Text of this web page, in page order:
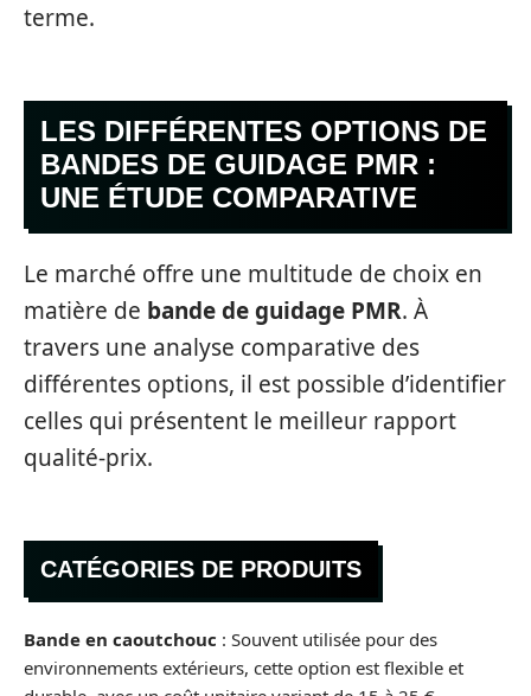
terme.
LES DIFFÉRENTES OPTIONS DE
BANDES DE GUIDAGE PMR :
UNE ÉTUDE COMPARATIVE
Le marché offre une multitude de choix en
matière de bande de guidage PMR. À
travers une analyse comparative des
différentes options, il est possible d’identifier
celles qui présentent le meilleur rapport
qualité-prix.
CATÉGORIES DE PRODUITS
Bande en caoutchouc : Souvent utilisée pour des
environnements extérieurs, cette option est flexible et